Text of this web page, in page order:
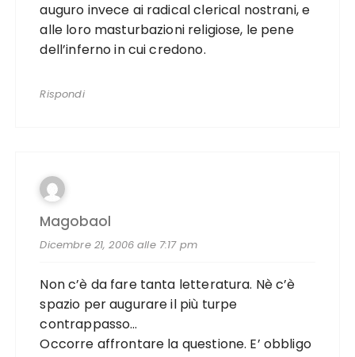
auguro invece ai radical clerical nostrani, e
alle loro masturbazioni religiose, le pene
dell’inferno in cui credono.
Rispondi
Magobaol
Dicembre 21, 2006 alle 7:17 pm
Non c’è da fare tanta letteratura. Nè c’è
spazio per augurare il più turpe
contrappasso…
Occorre affrontare la questione. E’ obbligo